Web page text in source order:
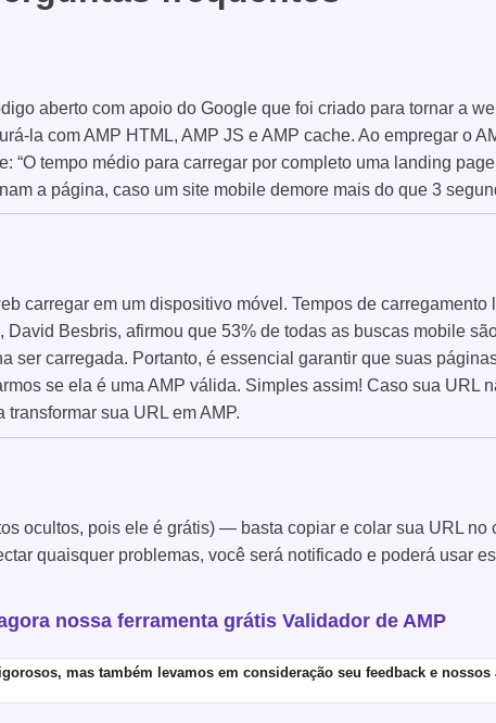
aberto com apoio do Google que foi criado para tornar a
la com AMP HTML, AMP JS e AMP cache. Ao empregar o
“O tempo médio para carregar por completo uma landing
a página, caso um site mobile demore mais do que 3
carregar em um dispositivo móvel. Tempos de
Besbris, afirmou que 53% de todas as buscas mobile
ser carregada. Portanto, é essencial garantir que suas
se ela é uma AMP válida. Simples assim! Caso sua URL
sua URL em AMP.
ocultos, pois ele é grátis) — basta copiar e colar sua URL no
quaisquer problemas, você será notificado e poderá usar
nossa ferramenta grátis Validador de AMP
mas também levamos em consideração seu feedback e